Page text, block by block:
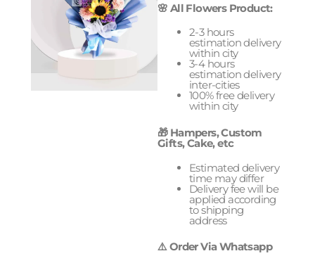
🌸 All Flowers Product:
2-3 hours
estimation delivery
within city
3-4 hours
estimation delivery
inter-cities
100% free delivery
within city
🎁 Hampers, Custom
Gifts, Cake, etc
Estimated delivery
time may differ
Delivery fee will be
applied according
to shipping
address
⚠️ Order Via Whatsapp